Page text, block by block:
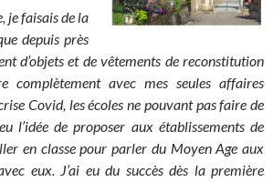
je faisais de la
depuis près
d’objets et de vêtements de reconstitution
complètement avec mes seules affaires
Covid, les écoles ne pouvant pas faire de
l’idée de proposer aux établissements de
en classe pour parler du Moyen Age aux
eux. J’ai eu du succès dès la première